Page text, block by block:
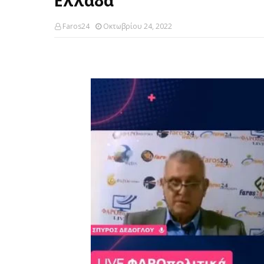
Faros24 Οκτωβρίου 24, 2022